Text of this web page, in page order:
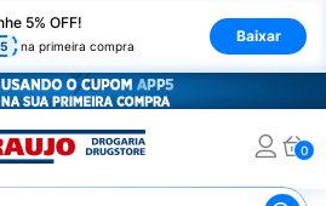
5% OFF!
na primeira compra
Baixar
0